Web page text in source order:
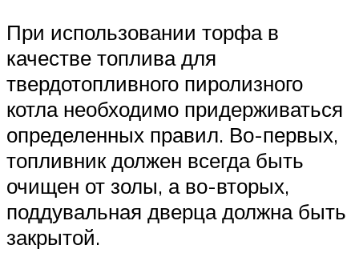
При использовании торфа в
качестве топлива для
твердотопливного пиролизного
котла необходимо придерживаться
определенных правил. Во-первых,
топливник должен всегда быть
очищен от золы, а во-вторых,
поддувальная дверца должна быть
закрытой.